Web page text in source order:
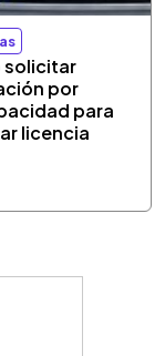
solicitar
por
para
licencia